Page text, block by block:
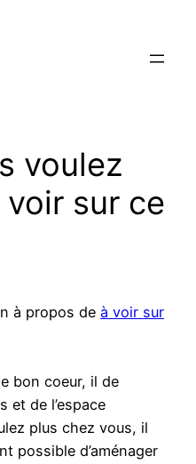
voulez
sur ce
à propos de à voir sur
bon coeur, il de
et de l’espace
plus chez vous, il
possible d’aménager